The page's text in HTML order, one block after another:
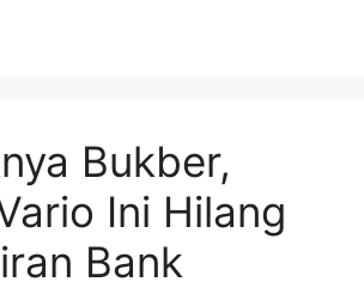
Bukber,
Ini Hilang
Bank